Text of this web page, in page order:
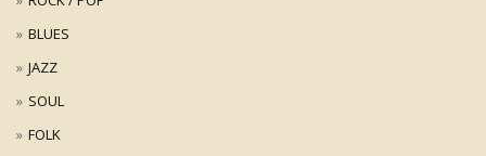
BLUES
JAZZ
SOUL
FOLK